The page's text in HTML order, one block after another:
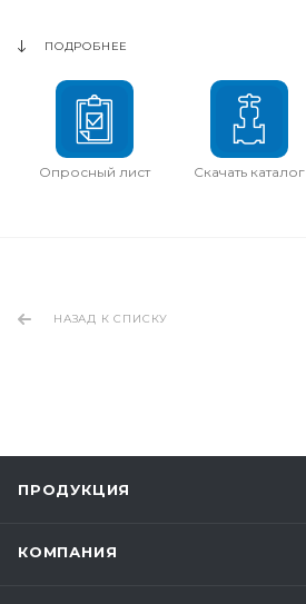
ПОДРОБНЕЕ
Опросный лист Скачать каталог
НАЗАД К СПИСКУ
ПРОДУКЦИЯ
КОМПАНИЯ